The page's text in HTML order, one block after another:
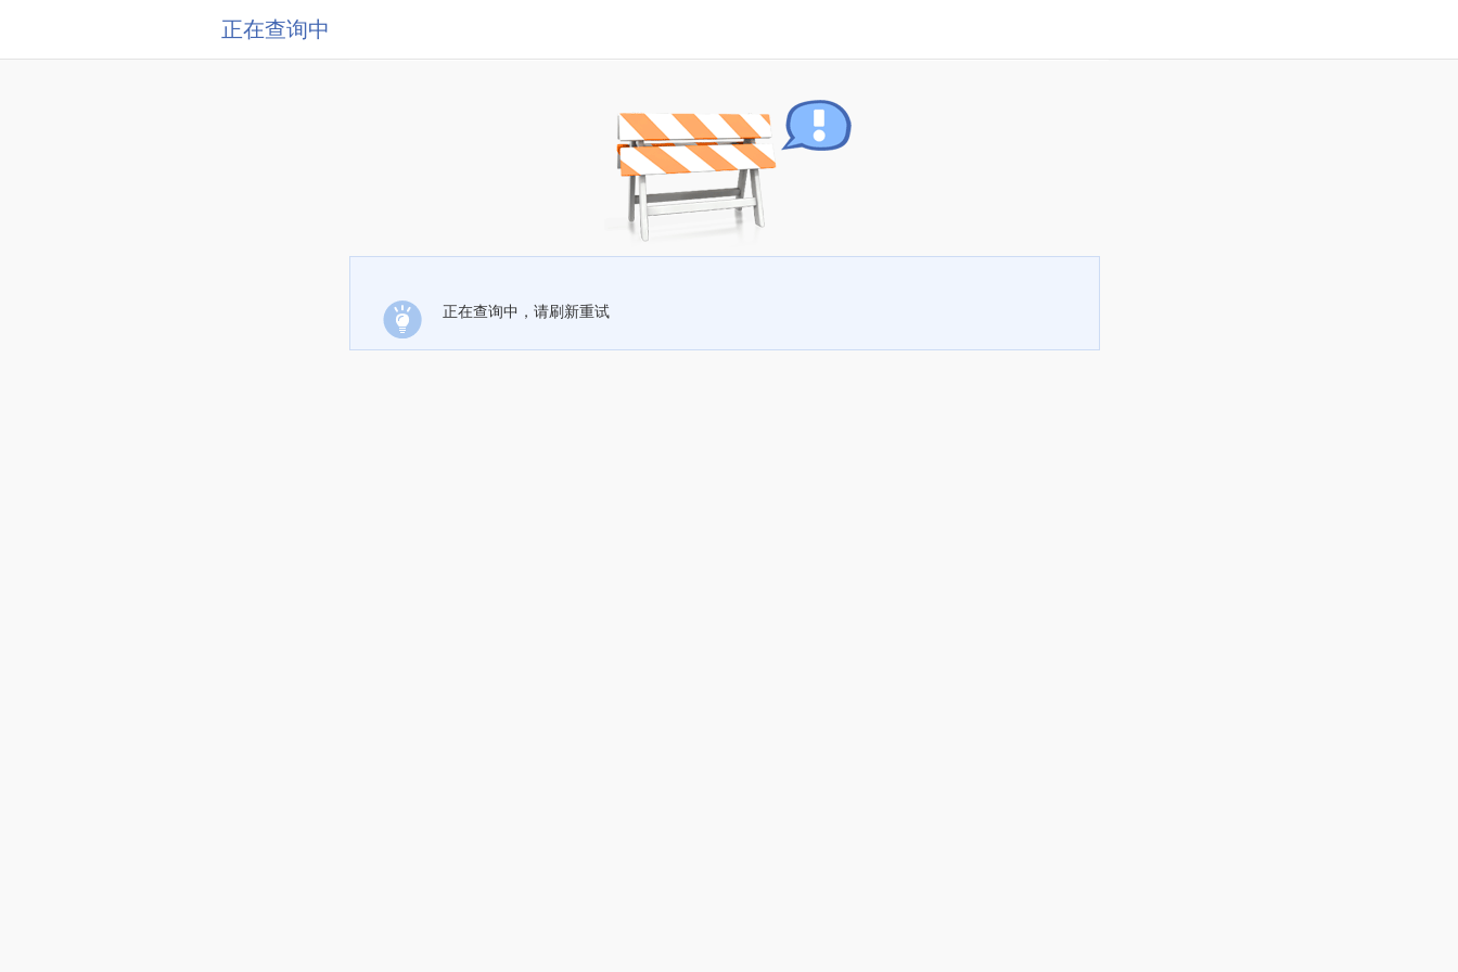
正在查询中
正在查询中，请刷新重试